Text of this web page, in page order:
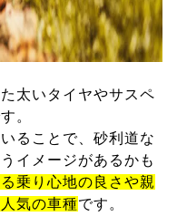
太いタイヤやサスペ
。
ることで、砂利道な
イメージがあるかも
乗り心地の良さや親
気の車種です。